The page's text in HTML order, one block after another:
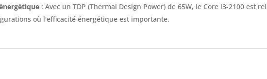
: Avec un TDP (Thermal Design Power) de 65W, le Core i3-2100 est
où l'efficacité énergétique est importante.